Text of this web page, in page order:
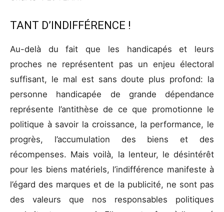
TANT D’INDIFFÉRENCE !
Au-delà du fait que les handicapés et leurs
proches ne représentent pas un enjeu électoral
suffisant, le mal est sans doute plus profond: la
personne handicapée de grande dépendance
représente l’antithèse de ce que promotionne le
politique à savoir la croissance, la performance, le
progrès, l’accumulation des biens et des
récompenses. Mais voilà, la lenteur, le désintérêt
pour les biens matériels, l’indifférence manifeste à
l’égard des marques et de la publicité, ne sont pas
des valeurs que nos responsables politiques